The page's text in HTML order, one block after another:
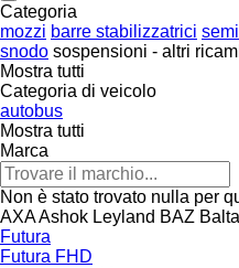
Categoria
mozzi barre stabilizzatrici
snodo sospensioni - altri
Mostra tutti
Categoria di veicolo
autobus
Mostra tutti
Marca
Non è stato trovato nulla per
AXAAshok Leyland BAZ
Futura
Futura FHD